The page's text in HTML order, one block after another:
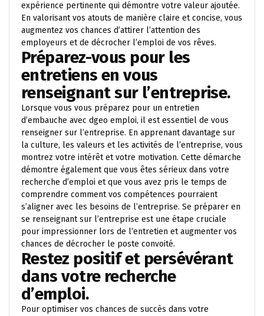
expérience pertinente qui démontre votre valeur ajoutée.
En valorisant vos atouts de manière claire et concise, vous
augmentez vos chances d’attirer l’attention des
employeurs et de décrocher l’emploi de vos rêves.
Préparez-vous pour les
entretiens en vous
renseignant sur l’entreprise.
Lorsque vous vous préparez pour un entretien
d’embauche avec dgeo emploi, il est essentiel de vous
renseigner sur l’entreprise. En apprenant davantage sur
la culture, les valeurs et les activités de l’entreprise, vous
montrez votre intérêt et votre motivation. Cette démarche
démontre également que vous êtes sérieux dans votre
recherche d’emploi et que vous avez pris le temps de
comprendre comment vos compétences pourraient
s’aligner avec les besoins de l’entreprise. Se préparer en
se renseignant sur l’entreprise est une étape cruciale
pour impressionner lors de l’entretien et augmenter vos
chances de décrocher le poste convoité.
Restez positif et persévérant
dans votre recherche
d’emploi.
Pour optimiser vos chances de succès dans votre